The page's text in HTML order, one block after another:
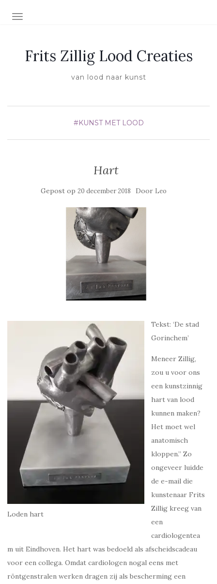
SCHAKEL NAVIGATIE
Frits Zillig Lood Creaties
van lood naar kunst
#KUNST MET LOOD
Hart
Gepost op 20 december 2018 Door Leo
Loden hart
Tekst: ‘De stad
Gorinchem’
Meneer Zillig,
zou u voor ons
een kunstzinnig
hart van lood
kunnen maken?
Het moet wel
anatomisch
kloppen.” Zo
ongeveer luidde
de e-mail die
kunstenaar Frits
Zillig kreeg van
een
cardiologentea
m uit Eindhoven. Het hart was bedoeld als afscheidscadeau
voor een collega. Omdat cardiologen nogal eens met
röntgenstralen werken dragen zij als bescherming een